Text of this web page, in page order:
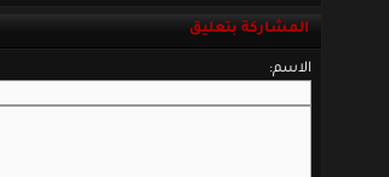
المشاركة بتعليق
الاسم: